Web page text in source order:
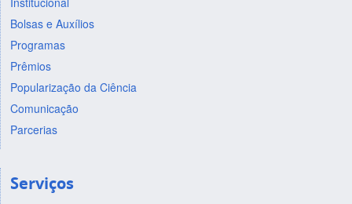
Bolsas e Auxílios
Programas
Prêmios
Popularização da Ciência
Comunicação
Parcerias
Serviços